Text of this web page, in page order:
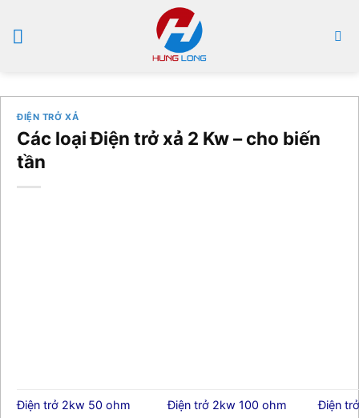
qua
nội
ĐIỆN TRỞ XẢ
Các loại Điện trở xả 2 Kw – cho biến
tần
Điện trở 2kw 50 ohm Điện trở 2kw 100 ohm Điện